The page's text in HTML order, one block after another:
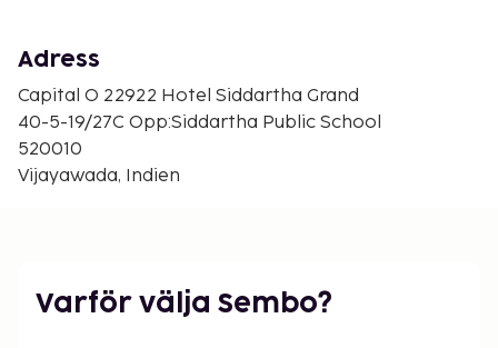
Vaikunta Puram Venkateasware Temple - 33,8 km
Chinarayuru Park - 34,3 km
Den största flygplatsen i närheten är Vijayawada
(VGA) - 18,4 km
Gäster har tillgång till bland annat reception (öppen
kontinental frukost dagligen mellan 07.30 och 10.00.
Det kan finnas lokala lagar som gör att ogifta
Adress
Capital O 22922 Hotel Siddartha Grand
40-5-19/27C Opp:Siddartha Public School
520010
Vijayawada, Indien
Varför välja Sembo?